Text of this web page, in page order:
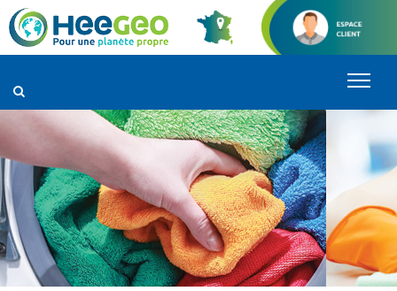
Panneau de gestion des cookies